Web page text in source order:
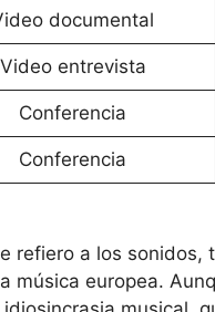
documental
Video entrevista
Conferencia
Conferencia
refiero a los sonidos,
europea.